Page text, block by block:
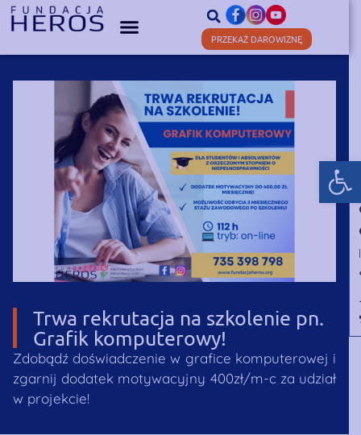
PRZEKAŻ DAROWIZNĘ
Trwa rekrutacja na szkolenie pn.
Grafik komputerowy!
Zdobądź doświadczenie w grafice komputerowej i
zgarnij dodatek motywacyjny 400zł/m-c za udział
w projekcie!